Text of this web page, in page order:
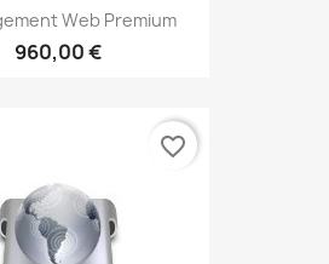
Web Premium
960,00 €
favorite_border